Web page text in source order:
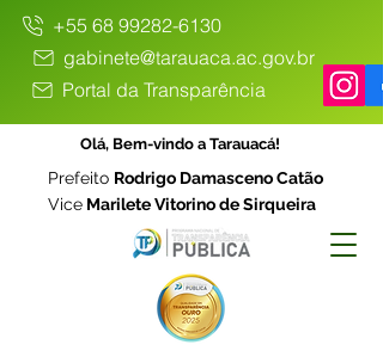
+55 68 99282-6130
gabinete@tarauaca.ac.gov.br
Portal da Transparência
Olá, Bem-vindo a Tarauacá!
Prefeito Rodrigo Damasceno Catão
Vice Marilete Vitorino de Sirqueira